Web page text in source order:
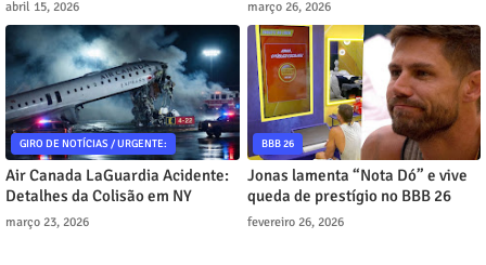
abril 15, 2026 março 26, 2026
GIRO DE NOTÍCIAS / URGENTE:
Air Canada LaGuardia Acidente:
Detalhes da Colisão em NY
março 23, 2026
BBB 26
Jonas lamenta “Nota Dó” e vive
queda de prestígio no BBB 26
fevereiro 26, 2026